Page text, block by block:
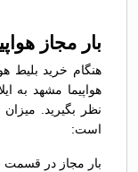
بار مجاز
هنگام خرید بلیط
هواپیما مشهد به
نظر بگیرید.
است:
بار مجاز در قسمت